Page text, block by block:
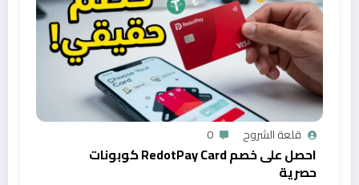
قلعة الشروح 0
احصل على خصم RedotPay Card كوبونات
حصرية